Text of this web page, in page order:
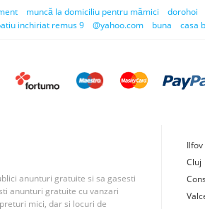
muncă la domiciliu pentru mămici dorohoi
inchiriat remus 9 @yahoo.com buna casa
anunturi gratuite si sa gasesti
anunturi gratuite cu vanzari
mici, dar si locuri de
Ilfov
Cluj